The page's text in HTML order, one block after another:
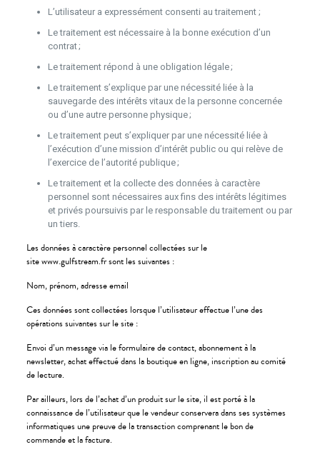
L’utilisateur a expressément consenti au traitement ;
Le traitement est nécessaire à la bonne exécution d’un
contrat ;
Le traitement répond à une obligation légale ;
Le traitement s’explique par une nécessité liée à la
sauvegarde des intérêts vitaux de la personne concernée
ou d’une autre personne physique ;
Le traitement peut s’expliquer par une nécessité liée à
l’exécution d’une mission d’intérêt public ou qui relève de
l’exercice de l’autorité publique ;
Le traitement et la collecte des données à caractère
personnel sont nécessaires aux fins des intérêts légitimes
et privés poursuivis par le responsable du traitement ou par
un tiers.
Les données à caractère personnel collectées sur le
site www.gulfstream.fr sont les suivantes :
Nom, prénom, adresse email
Ces données sont collectées lorsque l’utilisateur effectue l’une des
opérations suivantes sur le site :
Envoi d’un message via le formulaire de contact, abonnement à la
newsletter, achat effectué dans la boutique en ligne, inscription au comité
de lecture.
Par ailleurs, lors de l’achat d’un produit sur le site, il est porté à la
connaissance de l’utilisateur que le vendeur conservera dans ses systèmes
informatiques une preuve de la transaction comprenant le bon de
commande et la facture.